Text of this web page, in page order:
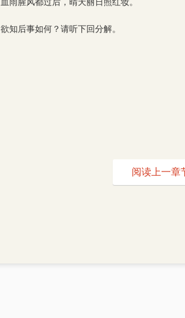
血雨腥风都过后，晴天丽日照红妆。
欲知后事如何？请听下回分解。
阅读上一章